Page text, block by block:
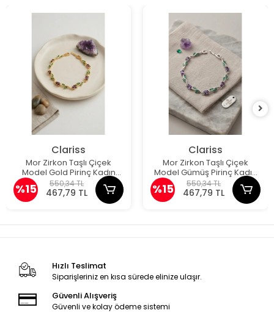
Clariss
Mor Zirkon Taşlı Çiçek
Model Gold Pirinç Kadın
Bileklik
%15 550,34 TL
467,79 TL
Clariss
Mor Zirkon Taşlı Çiçek
Model Gümüş Pirinç Kadın
Bileklik
%15 550,34 TL
467,79 TL
Hızlı Teslimat
Siparişleriniz en kısa sürede elinize ulaşır.
Güvenli Alışveriş
Güvenli ve kolay ödeme sistemi